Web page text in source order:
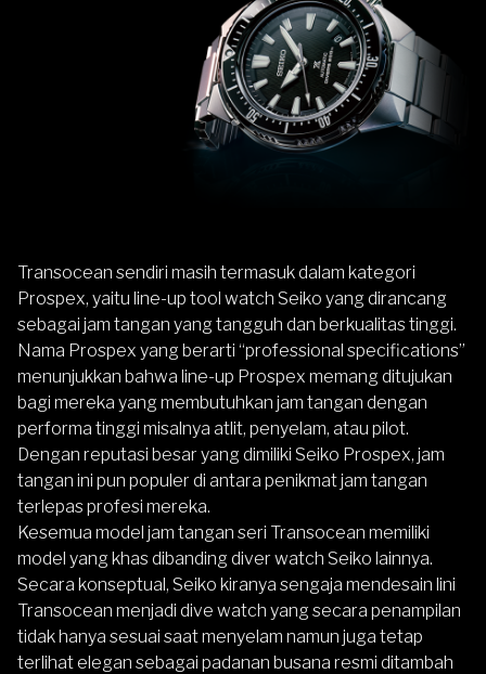
Transocean sendiri masih termasuk dalam kategori
Prospex, yaitu line-up tool watch Seiko yang dirancang
sebagai jam tangan yang tangguh dan berkualitas tinggi.
Nama Prospex yang berarti “professional specifications”
menunjukkan bahwa line-up Prospex memang ditujukan
bagi mereka yang membutuhkan jam tangan dengan
performa tinggi misalnya atlit, penyelam, atau pilot.
Dengan reputasi besar yang dimiliki Seiko Prospex, jam
tangan ini pun populer di antara penikmat jam tangan
terlepas profesi mereka.
Kesemua model jam tangan seri Transocean memiliki
model yang khas dibanding diver watch Seiko lainnya.
Secara konseptual, Seiko kiranya sengaja mendesain lini
Transocean menjadi dive watch yang secara penampilan
tidak hanya sesuai saat menyelam namun juga tetap
terlihat elegan sebagai padanan busana resmi ditambah